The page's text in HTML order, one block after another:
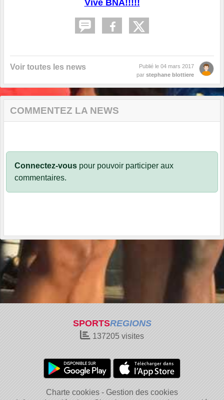
Vive BNA!!!!!
Voir toutes les news Publié le 04 mars 2017
par stephane blottiere
COMMENTEZ LA NEWS
Connectez-vous pour pouvoir participer aux
commentaires.
SPORTSREGIONS
137205 visites
Charte cookies
Gestion des cookies